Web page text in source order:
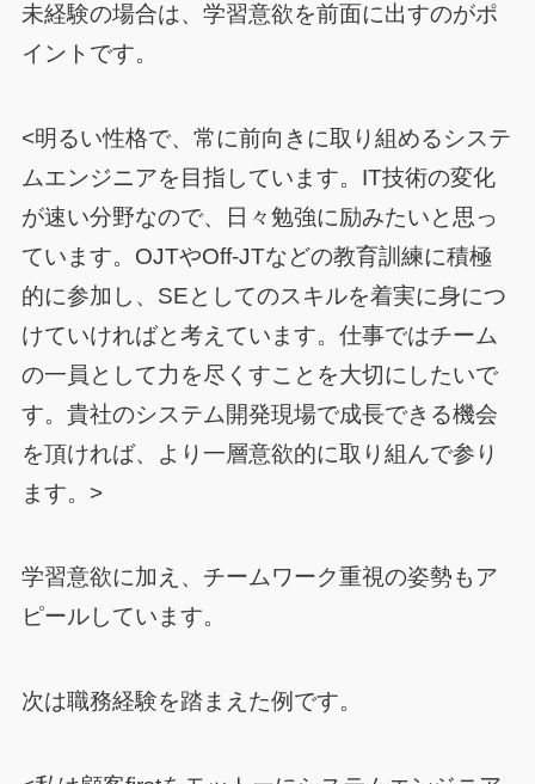
未経験の場合は、学習意欲を前面に出すのがポ
イントです。
<明るい性格で、常に前向きに取り組めるシステ
ムエンジニアを目指しています。IT技術の変化
が速い分野なので、日々勉強に励みたいと思っ
ています。OJTやOff-JTなどの教育訓練に積極
的に参加し、SEとしてのスキルを着実に身につ
けていければと考えています。仕事ではチーム
の一員として力を尽くすことを大切にしたいで
す。貴社のシステム開発現場で成長できる機会
を頂ければ、より一層意欲的に取り組んで参り
ます。>
学習意欲に加え、チームワーク重視の姿勢もア
ピールしています。
次は職務経験を踏まえた例です。